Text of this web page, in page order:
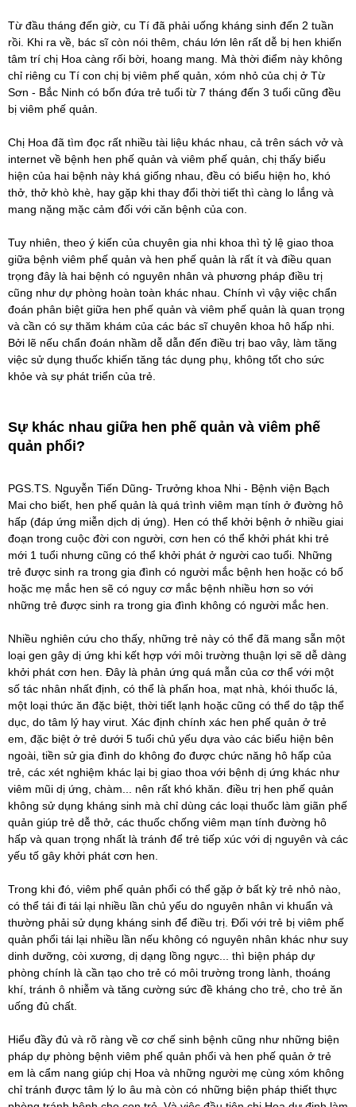
Từ đầu tháng đến giờ, cu Tí đã phải uống kháng sinh đến 2 tuần
rồi. Khi ra về, bác sĩ còn nói thêm, cháu lớn lên rất dễ bị hen khiến
tâm trí chị Hoa càng rối bời, hoang mang. Mà thời điểm này không
chỉ riêng cu Tí con chị bị viêm phế quản, xóm nhỏ của chị ở Từ
Sơn - Bắc Ninh có bốn đứa trẻ tuổi từ 7 tháng đến 3 tuổi cũng đều
bị viêm phế quản.
Chị Hoa đã tìm đọc rất nhiều tài liệu khác nhau, cả trên sách vở và
internet về bệnh hen phế quản và viêm phế quản, chị thấy biểu
hiện của hai bệnh này khá giống nhau, đều có biểu hiện ho, khó
thở, thở khò khè, hay gặp khi thay đổi thời tiết thì càng lo lắng và
mang nặng mặc cảm đối với căn bệnh của con.
Tuy nhiên, theo ý kiến của chuyên gia nhi khoa thì tỷ lệ giao thoa
giữa bệnh viêm phế quản và hen phế quản là rất ít và điều quan
trọng đây là hai bệnh có nguyên nhân và phương pháp điều trị
cũng như dự phòng hoàn toàn khác nhau. Chính vì vậy việc chẩn
đoán phân biệt giữa hen phế quản và viêm phế quản là quan trọng
và cần có sự thăm khám của các bác sĩ chuyên khoa hô hấp nhi.
Bởi lẽ nếu chẩn đoán nhầm dễ dẫn đến điều trị bao vây, làm tăng
việc sử dụng thuốc khiến tăng tác dụng phụ, không tốt cho sức
khỏe và sự phát triển của trẻ.
Sự khác nhau giữa hen phế quản và viêm phế
quản phổi?
PGS.TS. Nguyễn Tiến Dũng- Trưởng khoa Nhi - Bệnh viện Bạch
Mai cho biết, hen phế quản là quá trình viêm mạn tính ở đường hô
hấp (đáp ứng miễn dịch dị ứng). Hen có thể khởi bệnh ở nhiều giai
đoạn trong cuộc đời con người, cơn hen có thể khởi phát khi trẻ
mới 1 tuổi nhưng cũng có thể khởi phát ở người cao tuổi. Những
trẻ được sinh ra trong gia đình có người mắc bệnh hen hoặc có bố
hoặc mẹ mắc hen sẽ có nguy cơ mắc bệnh nhiều hơn so với
những trẻ được sinh ra trong gia đình không có người mắc hen.
Nhiều nghiên cứu cho thấy, những trẻ này có thể đã mang sẵn một
loại gen gây dị ứng khi kết hợp với môi trường thuận lợi sẽ dễ dàng
khởi phát cơn hen. Đây là phản ứng quá mẫn của cơ thể với một
số tác nhân nhất định, có thể là phấn hoa, mạt nhà, khói thuốc lá,
một loại thức ăn đặc biệt, thời tiết lạnh hoặc cũng có thể do tập thể
dục, do tâm lý hay virut. Xác định chính xác hen phế quản ở trẻ
em, đặc biệt ở trẻ dưới 5 tuổi chủ yếu dựa vào các biểu hiện bên
ngoài, tiền sử gia đình do không đo được chức năng hô hấp của
trẻ, các xét nghiệm khác lại bị giao thoa với bệnh dị ứng khác như
viêm mũi dị ứng, chàm... nên rất khó khăn. điều trị hen phế quản
không sử dụng kháng sinh mà chỉ dùng các loại thuốc làm giãn phế
quản giúp trẻ dễ thở, các thuốc chống viêm mạn tính đường hô
hấp và quan trọng nhất là tránh để trẻ tiếp xúc với dị nguyên và các
yếu tố gây khởi phát cơn hen.
Trong khi đó, viêm phế quản phổi có thể gặp ở bất kỳ trẻ nhỏ nào,
có thể tái đi tái lại nhiều lần chủ yếu do nguyên nhân vi khuẩn và
thường phải sử dụng kháng sinh để điều trị. Đối với trẻ bị viêm phế
quản phổi tái lại nhiều lần nếu không có nguyên nhân khác như suy
dinh dưỡng, còi xương, dị dạng lồng ngực... thì biện pháp dự
phòng chính là cần tạo cho trẻ có môi trường trong lành, thoáng
khí, tránh ô nhiễm và tăng cường sức đề kháng cho trẻ, cho trẻ ăn
uống đủ chất.
Hiểu đầy đủ và rõ ràng về cơ chế sinh bệnh cũng như những biện
pháp dự phòng bệnh viêm phế quản phổi và hen phế quản ở trẻ
em là cẩm nang giúp chị Hoa và những người mẹ cùng xóm không
chỉ tránh được tâm lý lo âu mà còn có những biện pháp thiết thực